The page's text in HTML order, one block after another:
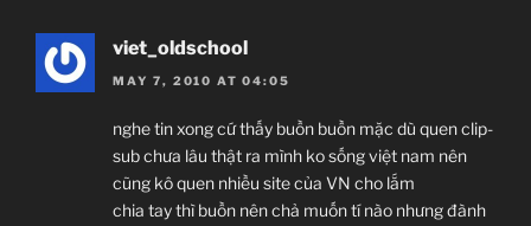
viet_oldschool
MAY 7, 2010 AT 04:05
nghe tin xong cứ thấy buồn buồn mặc dù quen clip-
sub chưa lâu thật ra mình ko sống việt nam nên
cũng kô quen nhiều site của VN cho lắm
chia tay thì buồn nên chả muốn tí nào nhưng đành